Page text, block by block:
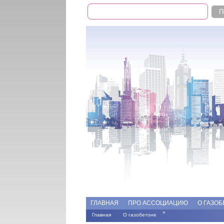
Форма поиска
Поиск
ГЛАВНАЯ ПРО АССОЦИАЦИЮ О
Вы здесь
Главная »
О газобетоне